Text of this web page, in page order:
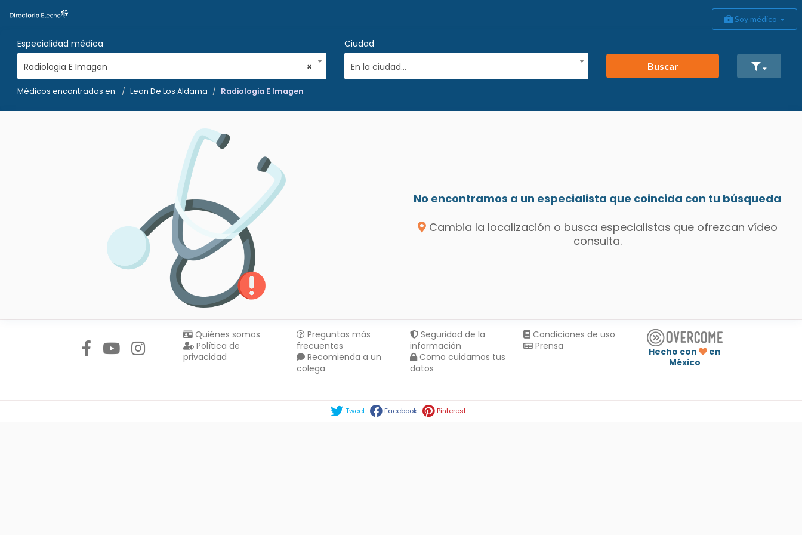
Soy médico
Especialidad médica
×
Radiologia E Imagen
Ciudad
En la ciudad...
Buscar
Médicos encontrados en: Leon De Los Aldama Radiologia E Imagen
No encontramos a un especialista que coincida con tu búsqueda
Cambia la localización o busca especialistas que ofrezcan vídeo
consulta.
Quiénes somos
Política de
privacidad
Preguntas más
frecuentes
Recomienda a un
colega
Seguridad de la
información
Como cuidamos tus
datos
Condiciones de uso
Prensa
Hecho con
en
México
Tweet Facebook Pinterest